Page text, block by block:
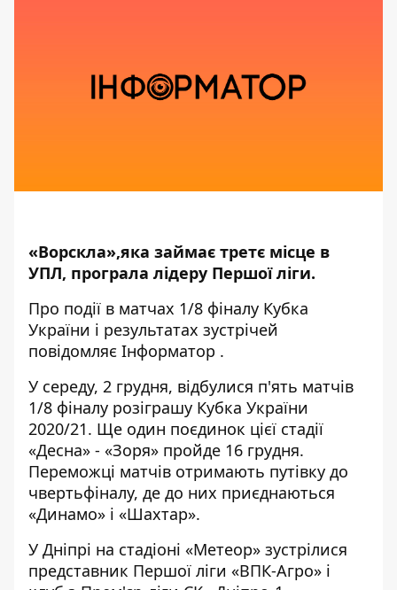
«Ворскла»,яка займає третє місце в
УПЛ, програла лідеру Першої ліги.
Про події в матчах 1/8 фіналу Кубка
України і результатах зустрічей
повідомляє Інформатор .
У середу, 2 грудня, відбулися п'ять матчів
1/8 фіналу розіграшу Кубка України
2020/21. Ще один поєдинок цієї стадії
«Десна» - «Зоря» пройде 16 грудня.
Переможці матчів отримають путівку до
чвертьфіналу, де до них приєднаються
«Динамо» і «Шахтар».
У Дніпрі на стадіоні «Метеор» зустрілися
представник Першої ліги «ВПК-Агро» і